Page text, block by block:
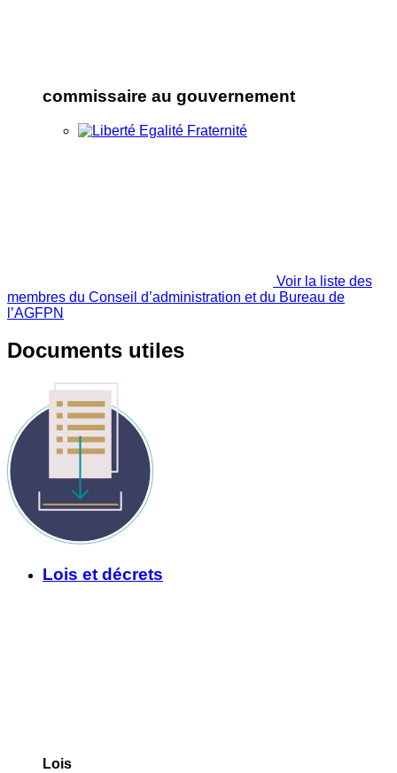
commissaire au gouvernement
Voir la liste des
membres du Conseil d’administration et du Bureau de
l’AGFPN
Documents utiles
Lois et décrets
Lois